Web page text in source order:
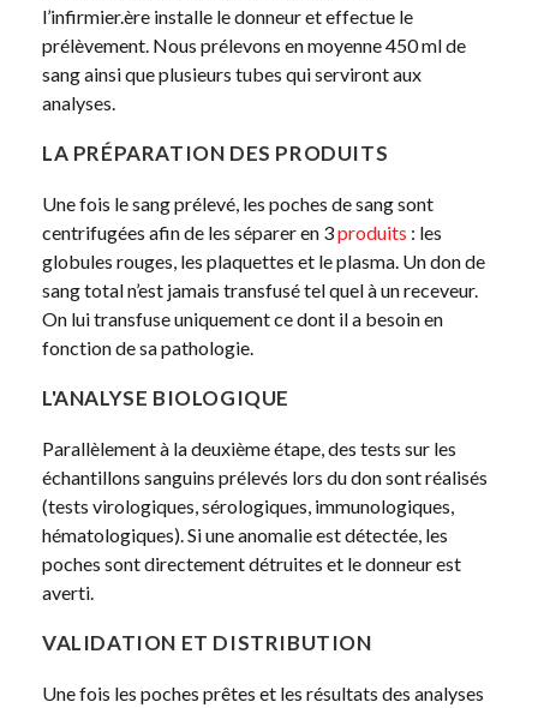
l’infirmier.ère installe le donneur et effectue le
prélèvement. Nous prélevons en moyenne 450 ml de
sang ainsi que plusieurs tubes qui serviront aux
analyses.
LA PRÉPARATION DES PRODUITS
Une fois le sang prélevé, les poches de sang sont
centrifugées afin de les séparer en 3produits : les
globules rouges, les plaquettes et le plasma. Un don de
sang total n’est jamais transfusé tel quel à un receveur.
On lui transfuse uniquement ce dont il a besoin en
fonction de sa pathologie.
L'ANALYSE BIOLOGIQUE
Parallèlement à la deuxième étape, des tests sur les
échantillons sanguins prélevés lors du don sont réalisés
(tests virologiques, sérologiques, immunologiques,
hématologiques). Si une anomalie est détectée, les
poches sont directement détruites et le donneur est
averti.
VALIDATION ET DISTRIBUTION
Une fois les poches prêtes et les résultats des analyses